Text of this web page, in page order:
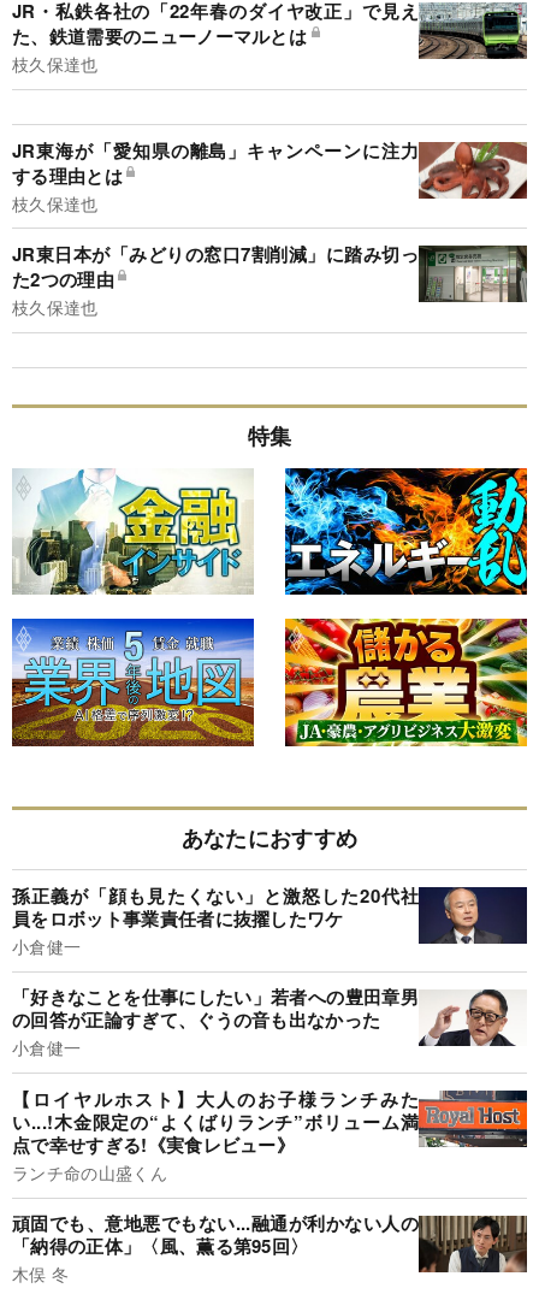
JR・私鉄各社の「22年春のダイヤ改正」で見え
た、鉄道需要のニューノーマルとは
枝久保達也
JR東海が「愛知県の離島」キャンペーンに注力
する理由とは
枝久保達也
JR東日本が「みどりの窓口7割削減」に踏み切っ
た2つの理由
枝久保達也
特集
あなたにおすすめ
孫正義が「顔も見たくない」と激怒した20代社
員をロボット事業責任者に抜擢したワケ
小倉健一
「好きなことを仕事にしたい」若者への豊田章男
の回答が正論すぎて、ぐうの音も出なかった
小倉健一
【ロイヤルホスト】大人のお子様ランチみた
い...!木金限定の“よくばりランチ”ボリューム満
点で幸せすぎる!《実食レビュー》
ランチ命の山盛くん
頑固でも、意地悪でもない...融通が利かない人の
「納得の正体」〈風、薫る第95回〉
木俣 冬